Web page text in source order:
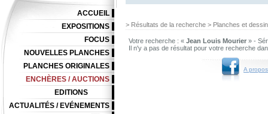
> Résultats de la recherche > Planches et
Votre recherche : « Jean Louis Mourier » -
Il n'y a pas de résultat pour votre recherche
A
ACCUEIL
EXPOSITIONS
FOCUS
NOUVELLES PLANCHES
PLANCHES ORIGINALES
ENCHÈRES / AUCTIONS
EDITIONS
ACTUALITÉS / EVÉNEMENTS